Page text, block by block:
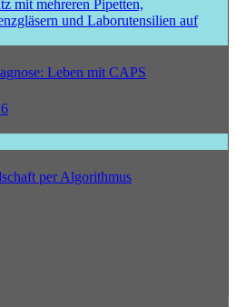
Leben mit CAPS
per Algorithmus